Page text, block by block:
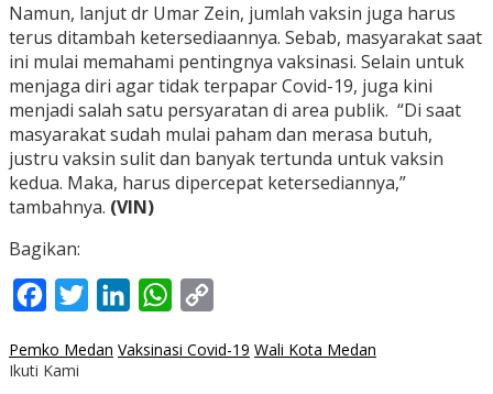
Namun, lanjut dr Umar Zein, jumlah vaksin juga harus
terus ditambah ketersediaannya. Sebab, masyarakat saat
ini mulai memahami pentingnya vaksinasi. Selain untuk
menjaga diri agar tidak terpapar Covid-19, juga kini
menjadi salah satu persyaratan di area publik. “Di saat
masyarakat sudah mulai paham dan merasa butuh,
justru vaksin sulit dan banyak tertunda untuk vaksin
kedua. Maka, harus dipercepat ketersediannya,”
tambahnya. (VIN)
Bagikan:
FacebookTwitterLinkedInWhatsApp
Pemko Medan Vaksinasi Covid-19 Wali Kota Medan
Ikuti Kami